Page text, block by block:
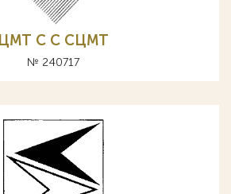
ЦМТ C С СЦМТ
№ 240717